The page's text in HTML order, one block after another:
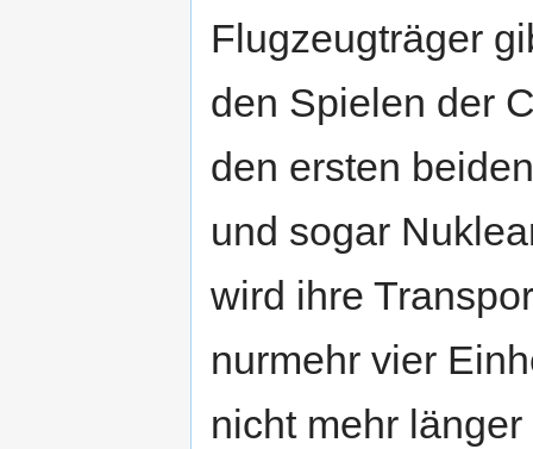
Flugzeugträger
den Spielen der
den ersten
und sogar
wird ihre
nurmehr vier
nicht mehr